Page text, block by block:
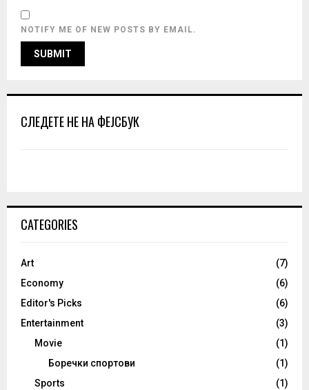
NOTIFY ME OF NEW POSTS BY EMAIL.
СЛЕДЕТЕ НЕ НА ФЕЈСБУК
CATEGORIES
Art
(7)
Economy
(6)
Editor's Picks
(6)
Entertainment
(3)
Movie
(1)
Боречки спортови
(1)
Sports
(1)